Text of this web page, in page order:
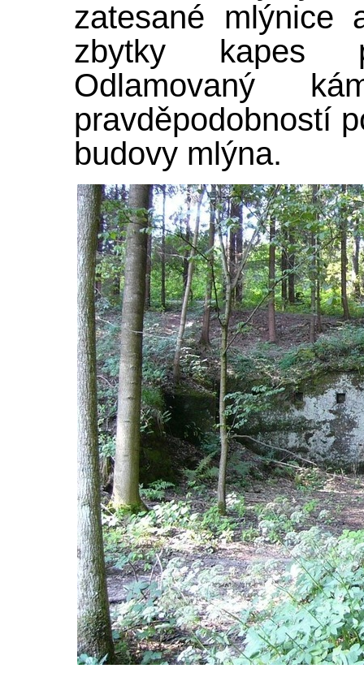
zatesané mlýnice
zbytky kapes
Odlamovaný
pravděpodobností
budovy mlýna.